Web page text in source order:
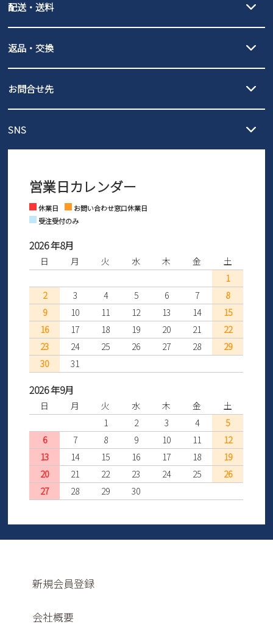
PayPay（オンライン決済）、代金引換のご利用が可能です。
配送・送料
北海道・本州・四国・九州…550円
3,980円（税込）以上お買い上げで送料無料
発送日・送料詳細については
ご利用ください。
全国一律…220円（税込）
発送日・送料詳細についてはご利用ガイドを
ご利用ください。
返品・交換
の片道無料サービスを実施中！
ントとしても安心してご利用いただけるよう、サイズ交換の受付期
さい。
お問合せ先
営業時間：11時～17時
※土日祝はお問い合わせ窓口休業日となります。
SNS
Facebook Instagram
営業日カレンダー
休業日
お問い合わせ窓口休業日
受注受付のみ
2026 年8月
日 月 火 水 木 金
土
1
2
3 4 5 6 7
8
9
10 11 12 13 14
15
16
17 18 19 20 21
22
23
24 25 26 27 28
29
30
31
2026 年9月
日 月 火 水 木 金
土
1
2 3 4
5
6
7 8 9 10 11
12
13
14 15 16 17 18
19
20
21 22 23 24 25
26
27
28 29 30
新規会員登録
会社概要